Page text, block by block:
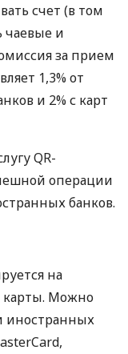
счет (в том
чаевые и
за прием
1,3% от
и 2% с карт
QR-
операции
банков.
на
карты. Можно
иностранных